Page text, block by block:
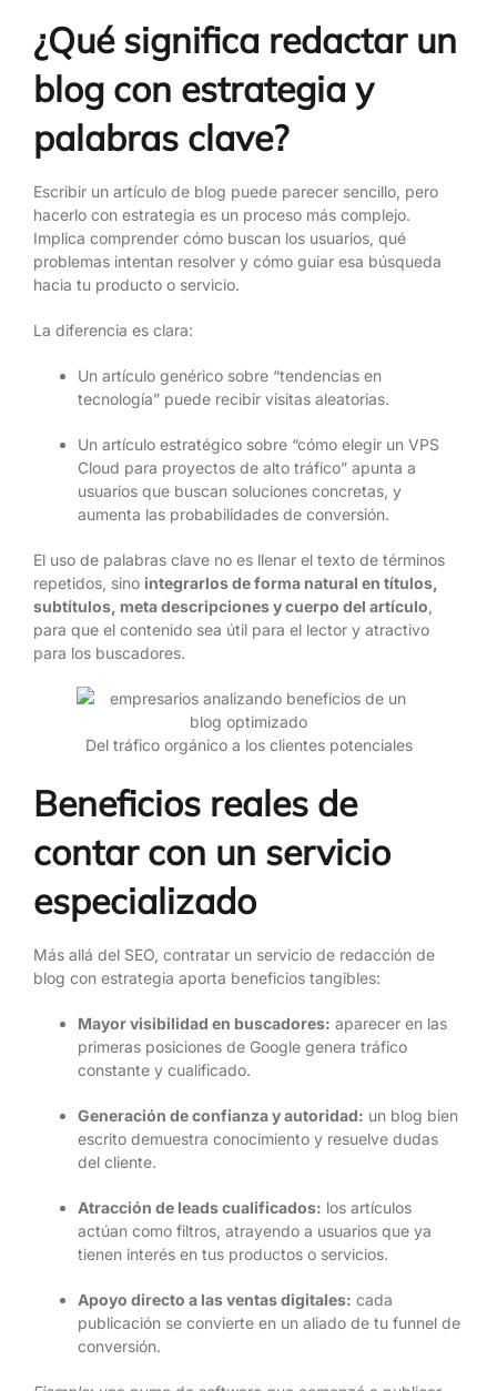
¿Qué significa redactar un
blog con estrategia y
palabras clave?
Escribir un artículo de blog puede parecer sencillo, pero
hacerlo con estrategia es un proceso más complejo.
Implica comprender cómo buscan los usuarios, qué
problemas intentan resolver y cómo guiar esa búsqueda
hacia tu producto o servicio.
La diferencia es clara:
Un artículo genérico sobre “tendencias en
tecnología” puede recibir visitas aleatorias.
Un artículo estratégico sobre “cómo elegir un VPS
Cloud para proyectos de alto tráfico” apunta a
usuarios que buscan soluciones concretas, y
aumenta las probabilidades de conversión.
El uso de palabras clave no es llenar el texto de términos
repetidos, sino integrarlos de forma natural en títulos,
subtítulos, meta descripciones y cuerpo del artículo
para que el contenido sea útil para el lector y atractivo
para los buscadores.
Del tráfico orgánico a los clientes potenciales
Beneficios reales de
contar con un servicio
especializado
Más allá del SEO, contratar un servicio de redacción de
blog con estrategia aporta beneficios tangibles:
Mayor visibilidad en buscadores: aparecer en las
primeras posiciones de Google genera tráfico
constante y cualificado.
Generación de confianza y autoridad: un blog bien
escrito demuestra conocimiento y resuelve dudas
del cliente.
Atracción de leads cualificados: los artículos
actúan como filtros, atrayendo a usuarios que ya
tienen interés en tus productos o servicios.
Apoyo directo a las ventas digitales: cada
publicación se convierte en un aliado de tu funnel de
conversión.